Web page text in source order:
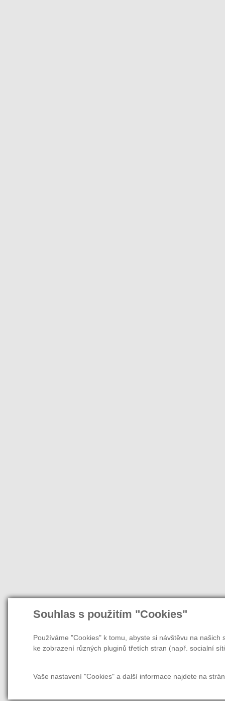
Souhlas s použitím "Cookies"
Používáme "Cookies" k tomu, abyste si návštěvu na
ke zobrazení různých pluginů třetích stran (např. socialní
Vaše nastavení "Cookies" a další informace najdete na